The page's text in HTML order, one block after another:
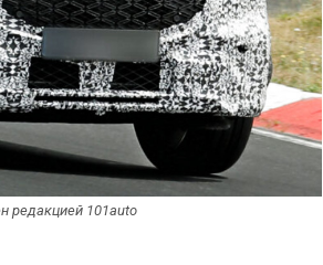
редакцией 101auto